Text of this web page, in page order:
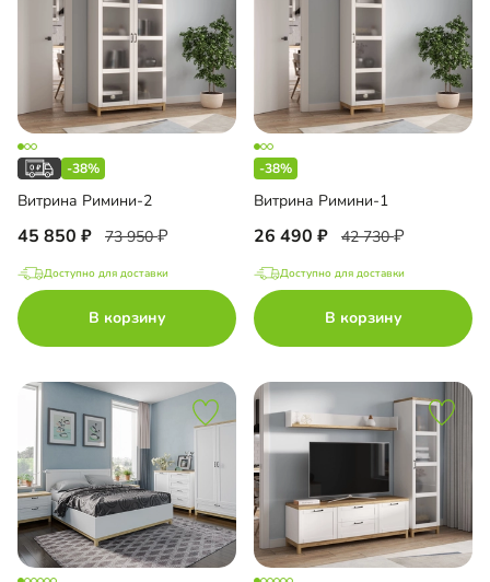
-38%
Витрина Римини-2
45 850 73 950
Доступно для доставки
В корзину
-38%
Витрина Римини-1
26 490 42 730
Доступно для доставки
В корзину